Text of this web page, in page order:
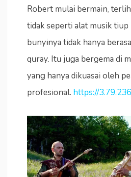
Robert mulai bermain,
tidak seperti alat musik tiup
bunyinya tidak hanya
quray. Itu juga bergema di
yang hanya dikuasai oleh
profesional. https://